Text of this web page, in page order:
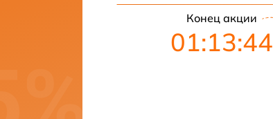
Конец акции
01:13:43